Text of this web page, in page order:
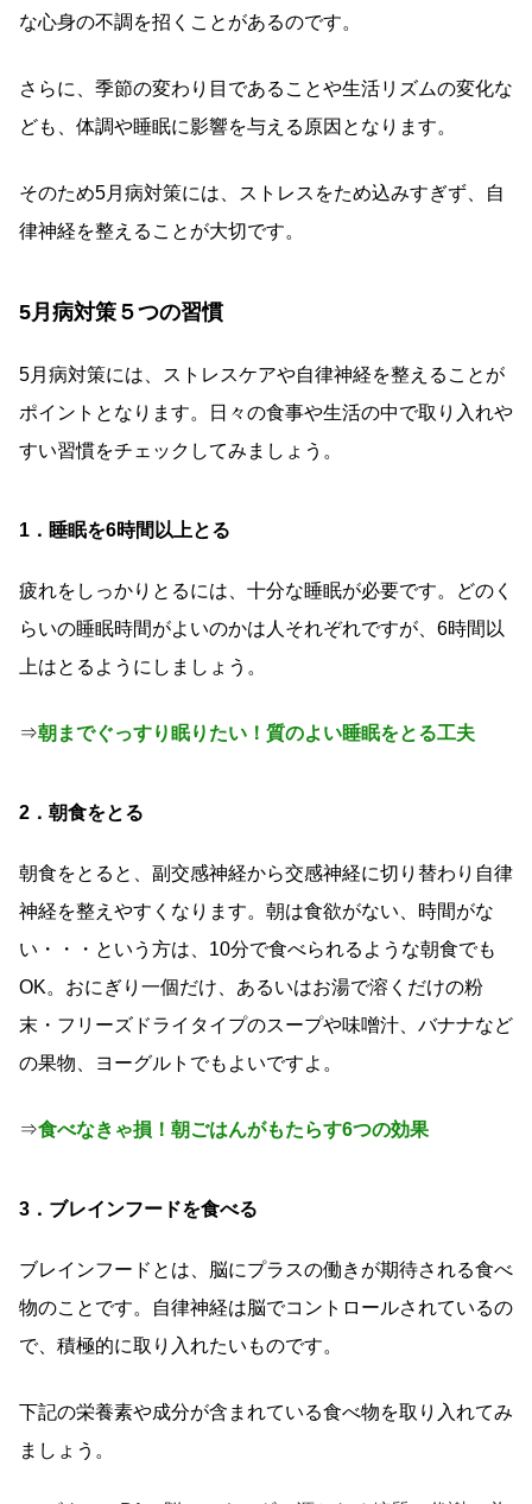
な心身の不調を招くことがあるのです。
さらに、季節の変わり目であることや生活リズムの変化な
ども、体調や睡眠に影響を与える原因となります。
そのため5月病対策には、ストレスをため込みすぎず、自
律神経を整えることが大切です。
5月病対策５つの習慣
5月病対策には、ストレスケアや自律神経を整えることが
ポイントとなります。日々の食事や生活の中で取り入れや
すい習慣をチェックしてみましょう。
1．睡眠を6時間以上とる
疲れをしっかりとるには、十分な睡眠が必要です。どのく
らいの睡眠時間がよいのかは人それぞれですが、6時間以
上はとるようにしましょう。
⇒朝までぐっすり眠りたい！質のよい睡眠をとる工夫
2．朝食をとる
朝食をとると、副交感神経から交感神経に切り替わり自律
神経を整えやすくなります。朝は食欲がない、時間がな
い・・・という方は、10分で食べられるような朝食でも
OK。おにぎり一個だけ、あるいはお湯で溶くだけの粉
末・フリーズドライタイプのスープや味噌汁、バナナなど
の果物、ヨーグルトでもよいですよ。
⇒食べなきゃ損！朝ごはんがもたらす6つの効果
3．ブレインフードを食べる
ブレインフードとは、脳にプラスの働きが期待される食べ
物のことです。自律神経は脳でコントロールされているの
で、積極的に取り入れたいものです。
下記の栄養素や成分が含まれている食べ物を取り入れてみ
ましょう。